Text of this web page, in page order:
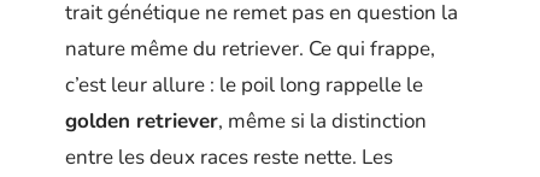
trait génétique ne remet pas en question la
nature même du retriever. Ce qui frappe,
c’est leur allure : le poil long rappelle le
golden retriever, même si la distinction
entre les deux races reste nette. Les